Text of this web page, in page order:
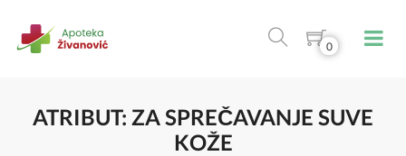
0
ATRIBUT: ZA SPREČAVANJE SUVE
KOŽE